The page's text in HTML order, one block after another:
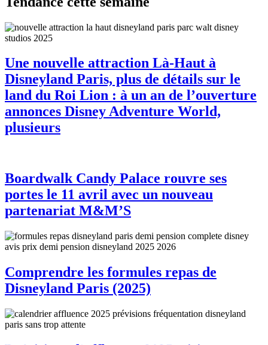
Une nouvelle attraction Là-Haut à
Disneyland Paris, plus de détails sur le
land du Roi Lion : à un an de l’ouverture
annonces Disney Adventure World,
plusieurs
Boardwalk Candy Palace rouvre ses
portes le 11 avril avec un nouveau
partenariat M&M’S
Comprendre les formules repas de
Disneyland Paris (2025)